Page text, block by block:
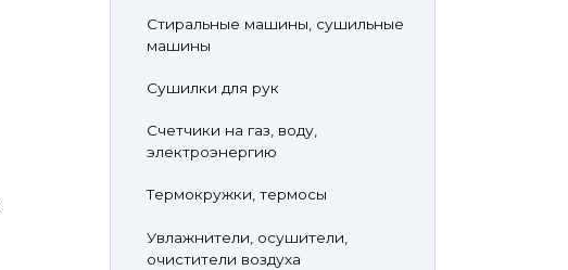
Стиральные машины, сушильные
машины
Сушилки для рук
Счетчики на газ, воду,
электроэнергию
Термокружки, термосы
Увлажнители, осушители,
очистители воздуха